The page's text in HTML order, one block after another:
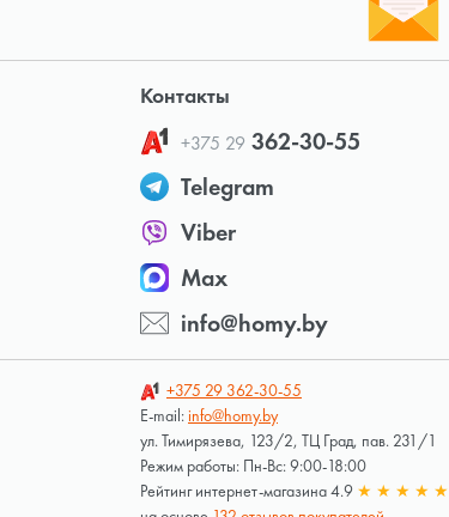
Контакты
+375 29 362-30-55
Telegram
Viber
Max
info@homy.by
+375 29 362-30-55
E-mail:info@homy.by
ул. Тимирязева, 123/2, ТЦ Град, пав. 231/1
Режим работы: Пн-Вс: 9:00-18:00
Рейтинг интернет-магазина 4.9 ★ ★ ★ ★ ★